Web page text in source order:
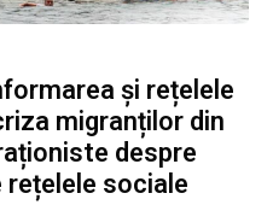
și rețelele
migranților din
despre
rețelele sociale